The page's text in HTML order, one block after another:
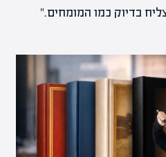
בדיוק כמו המומחים."